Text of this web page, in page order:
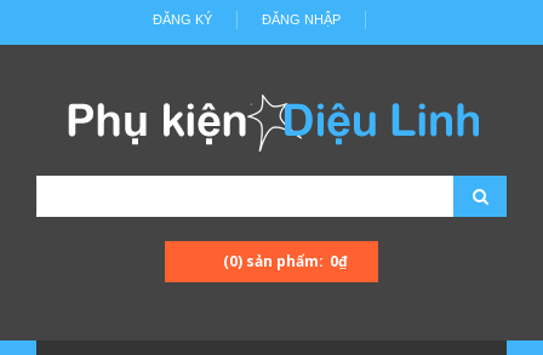
ĐĂNG NHẬP
ĐĂNG KÝ
(0) sản phẩm: 0₫